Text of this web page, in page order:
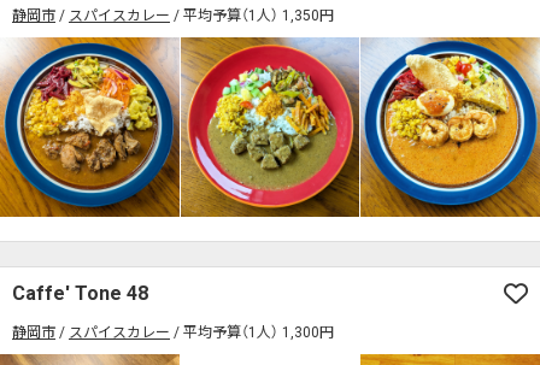
静岡市 スパイスカレー 平均予算（1人） 1,350円
Caffe' Tone 48
静岡市 スパイスカレー 平均予算（1人） 1,300円